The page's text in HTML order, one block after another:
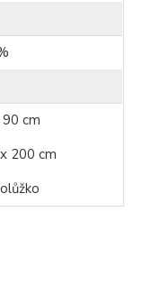
cm
200 cm